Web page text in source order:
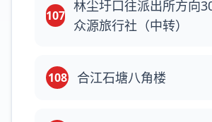
107
林尘圩口往派出所方向
众源旅行社（中转）
108 合江石塘八角楼